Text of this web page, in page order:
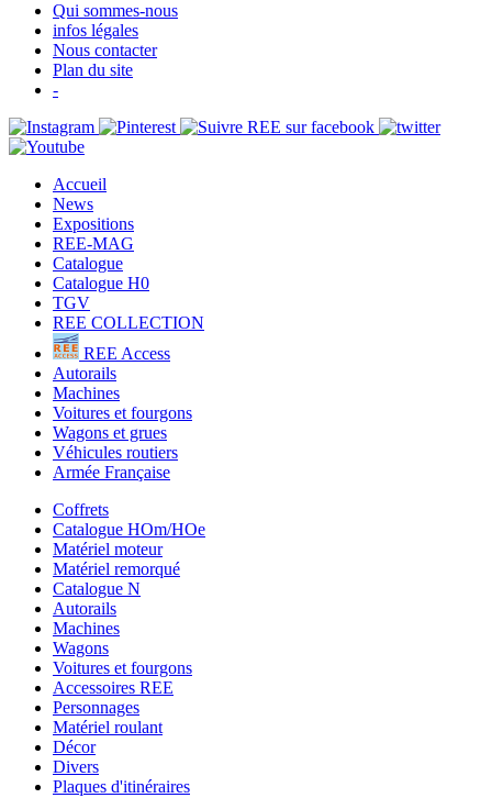
Qui sommes-nous
infos légales
Nous contacter
Plan du site
-
Accueil
News
Expositions
REE-MAG
Catalogue
Catalogue H0
TGV
REE COLLECTION
REE Access
Autorails
Machines
Voitures et fourgons
Wagons et grues
Véhicules routiers
Armée Française
Coffrets
Catalogue HOm/HOe
Matériel moteur
Matériel remorqué
Catalogue N
Autorails
Machines
Wagons
Voitures et fourgons
Accessoires REE
Personnages
Matériel roulant
Décor
Divers
Plaques d'itinéraires